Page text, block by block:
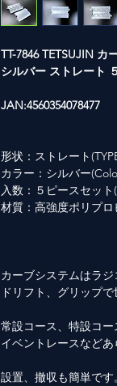
TT-7846 TETSUJIN カ
シルバー ストレート
JAN:4560354078477
形状：ストレート
カラー：シルバー
入数：５ピースセッ
材質：高強度ポリプ
カーブシステムはラジ
ドリフト、グリップ
常設コース、特設コー
イベントレースなどあ
設置、撤収も簡単です。